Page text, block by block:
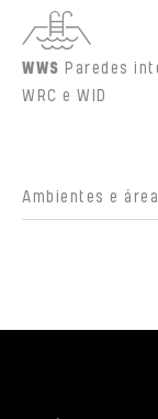
WWS Paredes
WRC e WID
Ambientes e